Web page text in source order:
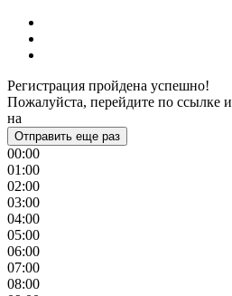
Регистрация пройдена успешно!
Пожалуйста, перейдите по ссылке
на
Отправить еще раз
00:00
01:00
02:00
03:00
04:00
05:00
06:00
07:00
08:00